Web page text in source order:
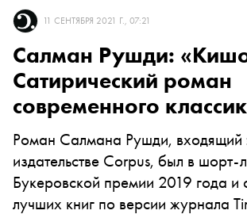
11 СЕНТЯБРЯ 2021 Г., 07:21
Салман Рушди:
Сатирический роман
современного
Роман Салмана Рушди, входящий
издательстве Corpus, был в шорт-
Букеровской премии 2019 года и
лучших книг по версии журнала